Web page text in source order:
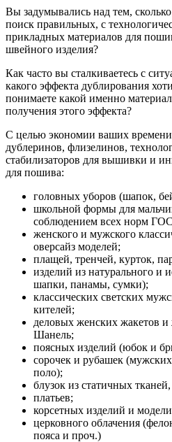
Вы задумывались над тем,
поиск правильных, с
прикладных материалов для
швейного изделия?
Как часто вы сталкиваетесь с
какого эффекта дублирования
понимаете какой именно
получения этого эффекта?
С целью экономии ваших
дублеринов, флизелинов,
стабилизаторов для вышивки и
для пошива:
головных уборов (шапок,
школьной формы для
соблюдением всех норм
женского и мужского
оверсайз моделей;
плащей, тренчей, курток,
изделий из натурального и
шапки, панамы, сумки);
классических светских
кителей;
деловых женских жакетов и
Шанель;
поясных изделий (юбок и
сорочек и рубашек
поло);
блузок из статичных
платьев;
корсетных изделий и
церковного облачения
пояса и проч.)